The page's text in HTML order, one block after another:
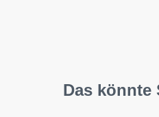
Das könnte